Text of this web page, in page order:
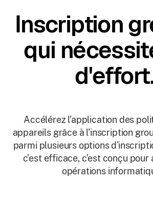
Inscription
qui
Accélérez l’application des
appareils grâce à l’inscription
parmi plusieurs options
c’est efficace, c’est conçu
opérations